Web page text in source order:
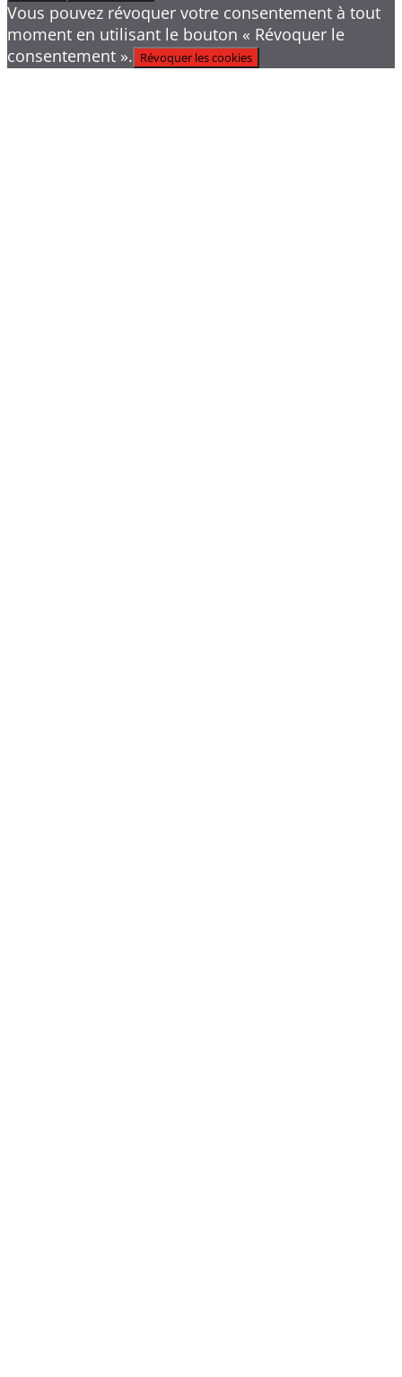
Vous pouvez révoquer votre consentement à tout
moment en utilisant le bouton « Révoquer le
consentement ». Révoquer les cookies